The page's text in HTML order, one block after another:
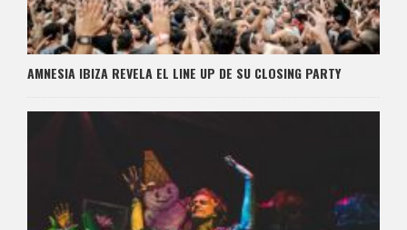
AMNESIA IBIZA REVELA EL LINE UP DE SU CLOSING PARTY